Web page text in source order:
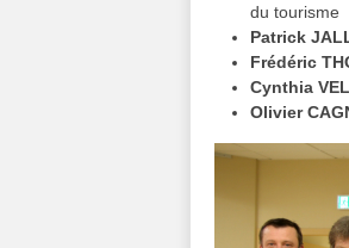
du tourisme
Patrick
Frédéric
Cynthia
Olivier